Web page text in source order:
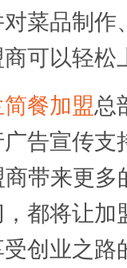
菜品制作
可以轻松
餐加盟总
告宣传支
带来更多
都将让加
创业之路